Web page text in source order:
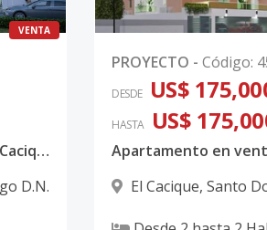
VENTA
Proyecto Apartamento El Cacique
D.N.
PROYECTO - Código:
DESDE US$
HASTA US$
El Cacique, Santo